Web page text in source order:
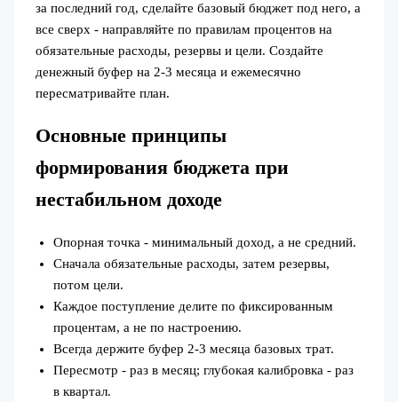
за последний год, сделайте базовый бюджет под него, а
все сверх - направляйте по правилам процентов на
обязательные расходы, резервы и цели. Создайте
денежный буфер на 2-3 месяца и ежемесячно
пересматривайте план.
Основные принципы
формирования бюджета при
нестабильном доходе
Опорная точка - минимальный доход, а не средний.
Сначала обязательные расходы, затем резервы,
потом цели.
Каждое поступление делите по фиксированным
процентам, а не по настроению.
Всегда держите буфер 2-3 месяца базовых трат.
Пересмотр - раз в месяц; глубокая калибровка - раз
в квартал.